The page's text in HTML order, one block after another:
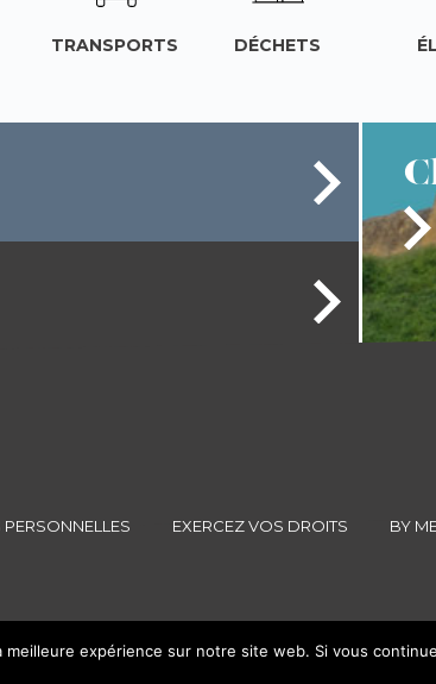
TRANSPORTS DÉCHETS
EXERCEZ VOS DROITS BY
expérience sur notre site web. Si vous